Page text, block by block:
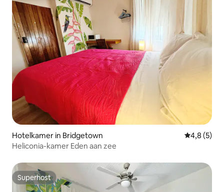
Hotelkamer in Bridgetown
4,8 (5)
Heliconia-kamer Eden aan zee
Superhost
Superhost